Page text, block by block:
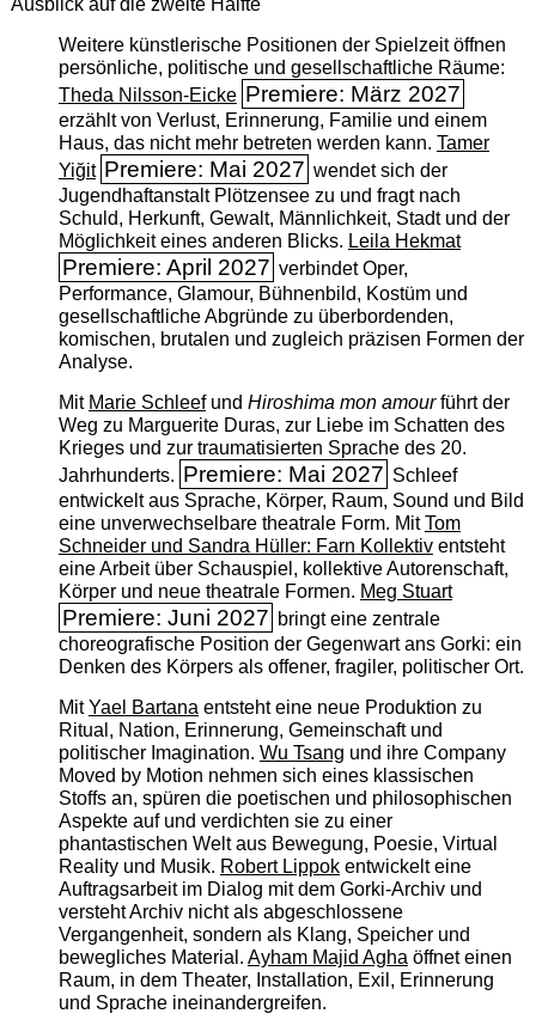
Ausblick auf die zweite Hälfte
Weitere künstlerische Positionen der Spielzeit öffnen
persönliche, politische und gesellschaftliche Räume:
Theda Nilsson-Eicke Premiere: März 2027
erzählt von Verlust, Erinnerung, Familie und einem
Haus, das nicht mehr betreten werden kann. Tamer
Yiğit Premiere: Mai 2027 wendet sich der
Jugendhaftanstalt Plötzensee zu und fragt nach
Schuld, Herkunft, Gewalt, Männlichkeit, Stadt und der
Möglichkeit eines anderen Blicks. Leila Hekmat
Premiere: April 2027 verbindet Oper,
Performance, Glamour, Bühnenbild, Kostüm und
gesellschaftliche Abgründe zu überbordenden,
komischen, brutalen und zugleich präzisen Formen der
Analyse.
Mit Marie Schleefund Hiroshima mon amourführt der
Weg zu Marguerite Duras, zur Liebe im Schatten des
Krieges und zur traumatisierten Sprache des 20.
Jahrhunderts. Premiere: Mai 2027 Schleef
entwickelt aus Sprache, Körper, Raum, Sound und Bild
eine unverwechselbare theatrale Form. MitTom
Schneider und Sandra Hüller: Farn Kollektiventsteht
eine Arbeit über Schauspiel, kollektive Autorenschaft,
Körper und neue theatrale Formen. Meg Stuart
Premiere: Juni 2027 bringt eine zentrale
choreografische Position der Gegenwart ans Gorki: ein
Denken des Körpers als offener, fragiler, politischer Ort.
MitYael Bartana entsteht eine neue Produktion zu
Ritual, Nation, Erinnerung, Gemeinschaft und
politischer Imagination. Wu Tsang und ihre Company
Moved by Motion nehmen sich eines klassischen
Stoffs an, spüren die poetischen und philosophischen
Aspekte auf und verdichten sie zu einer
phantastischen Welt aus Bewegung, Poesie, Virtual
Reality und Musik. Robert Lippokentwickelt eine
Auftragsarbeit im Dialog mit dem Gorki-Archiv und
versteht Archiv nicht als abgeschlossene
Vergangenheit, sondern als Klang, Speicher und
bewegliches Material. Ayham Majid Agha öffnet einen
Raum, in dem Theater, Installation, Exil, Erinnerung
und Sprache ineinandergreifen.